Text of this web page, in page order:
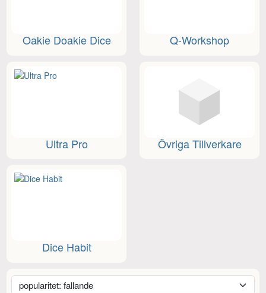
Oakie Doakie Dice Q-Workshop
Ultra Pro Övriga Tillverkare
Dice Habit